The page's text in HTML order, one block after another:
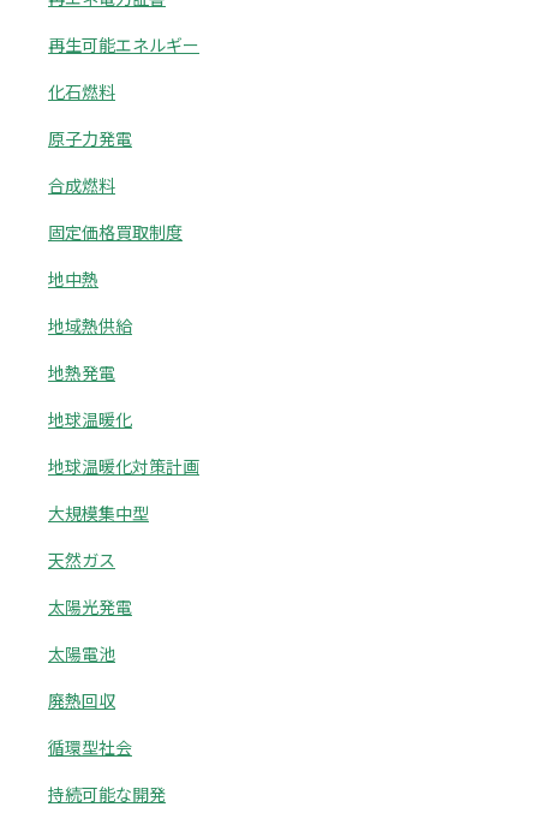
再生可能エネルギー
化石燃料
原子力発電
合成燃料
固定価格買取制度
地中熱
地域熱供給
地熱発電
地球温暖化
地球温暖化対策計画
大規模集中型
天然ガス
太陽光発電
太陽電池
廃熱回収
循環型社会
持続可能な開発